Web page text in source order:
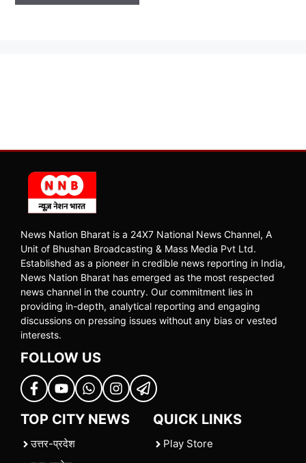
News Nation Bharat is a 24X7 National News Channel, A
Unit of Bhushan Broadcasting & Mass Media Pvt Ltd.
Established as a pioneer in credible news reporting in India,
News Nation Bharat has emerged as the most respected
news channel in the country. Our commitment lies in
providing in-depth, analytical reporting and engaging
discussions on pressing issues without any bias or vested
interests.
FOLLOW US
TOP CITY NEWS
उत्तर-प्रदेश
QUICK LINKS
Play Store